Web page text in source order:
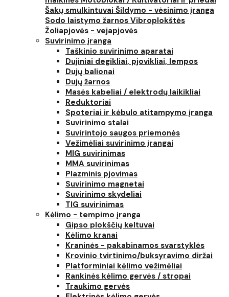
Šakų smulkintuvai Šildymo - vėsinimo įranga
Sodo laistymo žarnos Vibroplokštės
Žoliapjovės - vejapjovės
Suvirinimo įranga
Taškinio suvirinimo aparatai
Dujiniai degikliai, pjovikliai, lempos
Dujų balionai
Dujų žarnos
Masės kabeliai / elektrodų laikikliai
Reduktoriai
Spoteriai ir kėbulo atitampymo įranga
Suvirinimo stalai
Suvirintojo saugos priemonės
Vežimėliai suvirinimo įrangai
MIG suvirinimas
MMA suvirinimas
Plazminis pjovimas
Suvirinimo magnetai
Suvirinimo skydeliai
TIG suvirinimas
Kėlimo - tempimo įranga
Gipso plokščių keltuvai
Kėlimo kranai
Kraninės - pakabinamos svarstyklės
Krovinio tvirtinimo/buksyravimo diržai
Platforminiai kėlimo vežimėliai
Rankinės kėlimo gervės / stropai
Traukimo gervės